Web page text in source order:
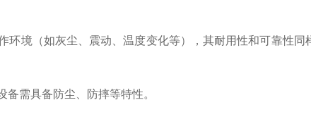
境（如灰尘、震动、温度变化等），其耐用性和可靠性同
需具备防尘、防摔等特性。